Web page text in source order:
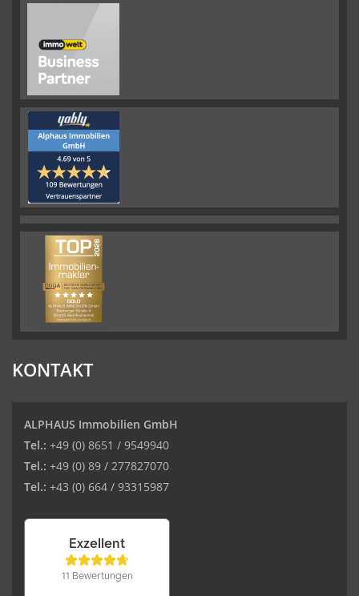
KONTAKT
ALPHAUS Immobilien GmbH
Tel.: +49 (0) 8651 / 9549940
Tel.: +49 (0) 89 / 277827070
Tel.: +43 (0) 664 / 93315987